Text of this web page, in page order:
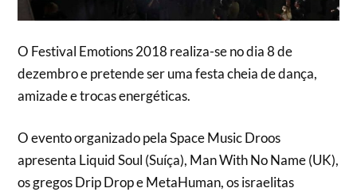
O Festival Emotions 2018 realiza-se no dia 8 de
dezembro e pretende ser uma festa cheia de dança,
amizade e trocas energéticas.
O evento organizado pela Space Music Droos
apresenta Liquid Soul (Suíça), Man With No Name (UK),
os gregos Drip Drop e MetaHuman, os israelitas